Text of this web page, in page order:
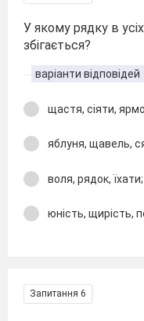
У якому рядку в усіх
збігається?
варіанти відповідей
щастя, сіяти,
яблуня, щавель,
воля, рядок, їхати;
юність, щирість,
Запитання 6